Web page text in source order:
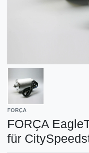
FORÇA
FORÇA
für